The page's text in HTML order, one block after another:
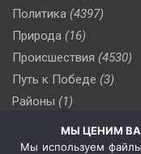
Политика (4397)
Природа (16)
Происшествия (4530)
Путь к Победе (3)
Районы (1)
(510)
Сельское хозяйство (3)
МЫ ЦЕНИМ
Мы используем